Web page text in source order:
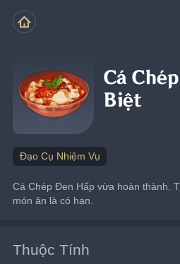
Cá
Biệt
Đạo Cụ Nhiệm Vụ
Cá Chép Đen Hấp vừa hoàn thành.
món ăn là có hạn.
Thuộc Tính